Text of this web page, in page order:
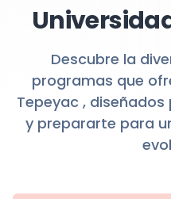
Descubre la
programas que
Tepeyac ,
y prepararte para